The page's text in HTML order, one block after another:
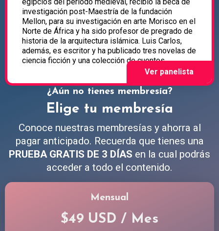
investigación post-Maestría de la fundación
Mellon, para su investigación en arte Morisco en el
Norte de África y ha sido profesor de pregrado de
historia de la arquitectura islámica. Luis Carlos,
además, es escritor y ha publicado tres novelas de
ciencia ficción y una colección de cuentos.
¿Aún no tienes membresía?
Elige tu membresía
Conoce nuestras membresías y ahorra al
pagar anticipado. Recuerda que tienes una
PRUEBA GRATIS DE 3 DÍAS en la cual podrás
acceder a todo el contenido.
Mensual
$49 USD / Mes